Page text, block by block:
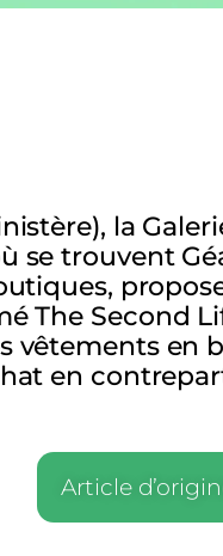
la
se trouvent
The Second
vêtements en
en
Article